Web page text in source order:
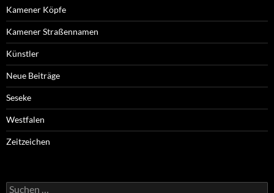
Kamener Köpfe
Kamener Straßennamen
Künstler
Neue Beiträge
Seseke
Westfalen
Zeitzeichen
Suchen